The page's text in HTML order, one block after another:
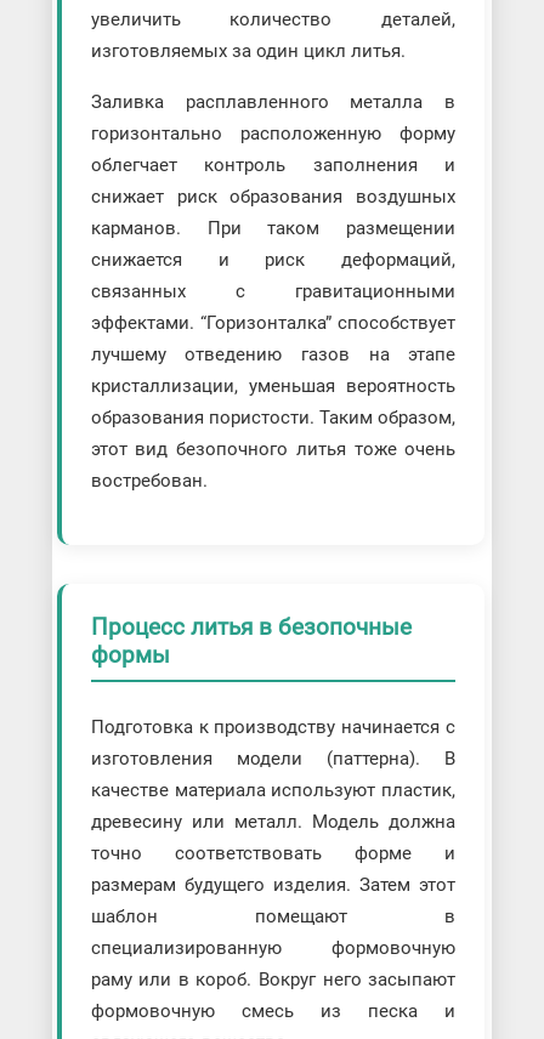
увеличить количество деталей,
изготовляемых за один цикл литья.
Заливка расплавленного металла в
горизонтально расположенную форму
облегчает контроль заполнения и
снижает риск образования воздушных
карманов. При таком размещении
снижается и риск деформаций,
связанных с гравитационными
эффектами. “Горизонталка” способствует
лучшему отведению газов на этапе
кристаллизации, уменьшая вероятность
образования пористости. Таким образом,
этот вид безопочного литья тоже очень
востребован.
Процесс литья в безопочные
формы
Подготовка к производству начинается с
изготовления модели (паттерна). В
качестве материала используют пластик,
древесину или металл. Модель должна
точно соответствовать форме и
размерам будущего изделия. Затем этот
шаблон помещают в
специализированную формовочную
раму или в короб. Вокруг него засыпают
формовочную смесь из песка и